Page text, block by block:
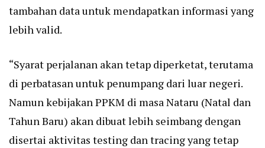
tambahan data untuk mendapatkan informasi yang
lebih valid.
“Syarat perjalanan akan tetap diperketat, terutama
di perbatasan untuk penumpang dari luar negeri.
Namun kebijakan PPKM di masa Nataru (Natal dan
Tahun Baru) akan dibuat lebih seimbang dengan
disertai aktivitas testing dan tracing yang tetap